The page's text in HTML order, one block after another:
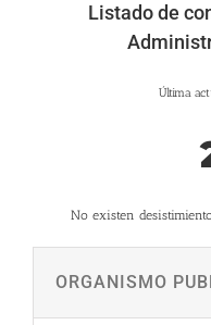
Listado de
Última
No existen
ORGANISMO